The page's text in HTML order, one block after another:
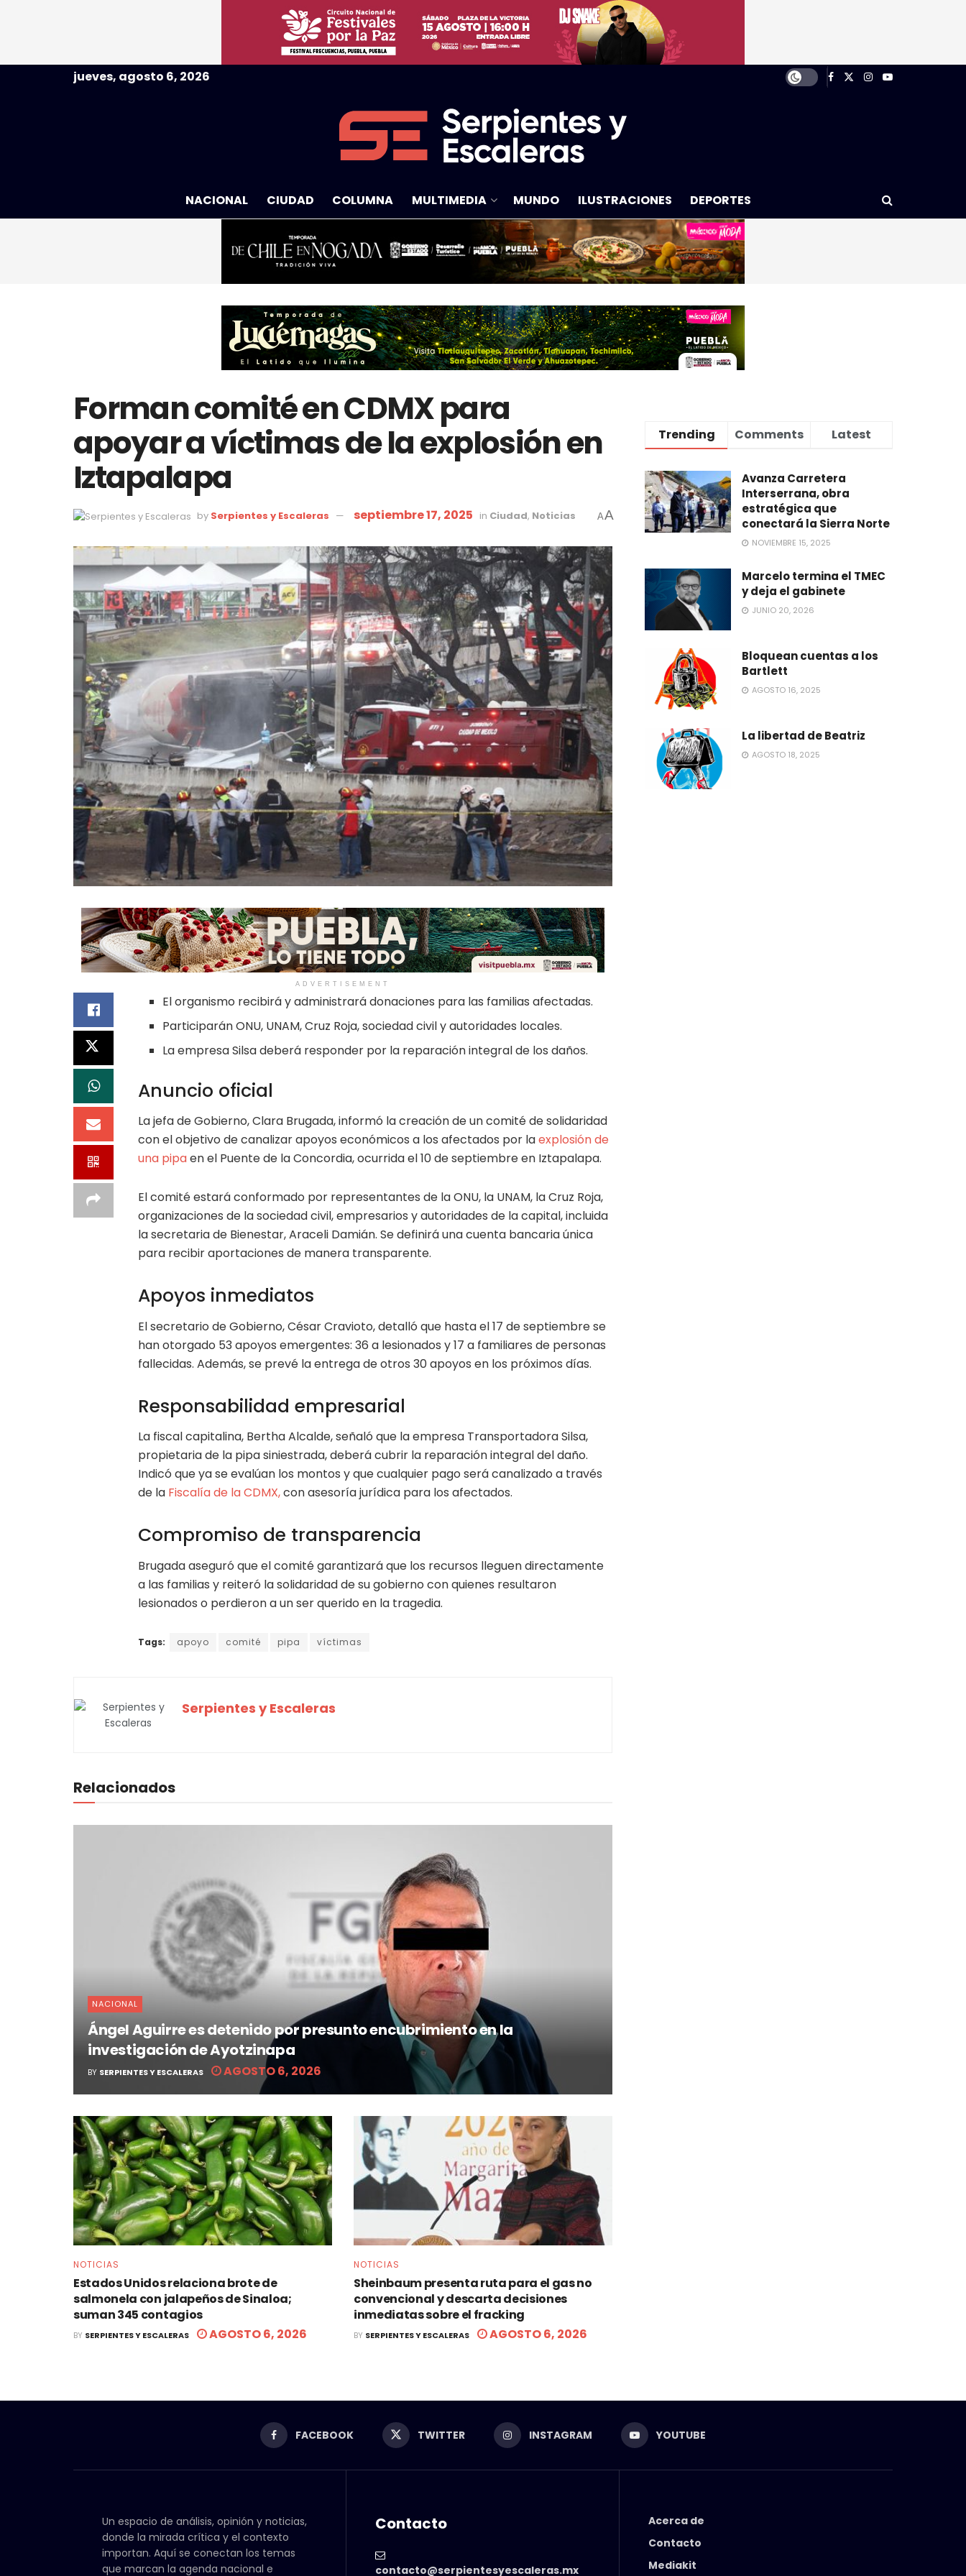
jueves, agosto 6, 2026
NACIONAL CIUDAD COLUMNA MULTIMEDIA MUNDO ILUSTRACIONES DEPORTES
Forman comité en CDMX para
apoyar a víctimas de la explosión en
Iztapalapa
by Serpientes y Escaleras septiembre 17, 2025 in Ciudad, Noticias AA
ADVERTISEMENT
El organismo recibirá y administrará donaciones para las familias afectadas.
Participarán ONU, UNAM, Cruz Roja, sociedad civil y autoridades locales.
La empresa Silsa deberá responder por la reparación integral de los daños.
Anuncio oficial
La jefa de Gobierno, Clara Brugada, informó la creación de un comité de solidaridad
con el objetivo de canalizar apoyos económicos a los afectados por laexplosión de
una pipaen el Puente de la Concordia, ocurrida el 10 de septiembre en Iztapalapa.
El comité estará conformado por representantes de la ONU, la UNAM, la Cruz Roja,
organizaciones de la sociedad civil, empresarios y autoridades de la capital, incluida
la secretaria de Bienestar, Araceli Damián. Se definirá una cuenta bancaria única
para recibir aportaciones de manera transparente.
Apoyos inmediatos
El secretario de Gobierno, César Cravioto, detalló que hasta el 17 de septiembre se
han otorgado 53 apoyos emergentes: 36 a lesionados y 17 a familiares de personas
fallecidas. Además, se prevé la entrega de otros 30 apoyos en los próximos días.
Responsabilidad empresarial
La fiscal capitalina, Bertha Alcalde, señaló que la empresa Transportadora Silsa,
propietaria de la pipa siniestrada, deberá cubrir la reparación integral del daño.
Indicó que ya se evalúan los montos y que cualquier pago será canalizado a través
de la Fiscalía de la CDMX,con asesoría jurídica para los afectados.
Compromiso de transparencia
Brugada aseguró que el comité garantizará que los recursos lleguen directamente
a las familias y reiteró la solidaridad de su gobierno con quienes resultaron
lesionados o perdieron a un ser querido en la tragedia.
Tags: apoyo comité pipa víctimas
Serpientes y Escaleras
Relacionados
NACIONAL
Ángel Aguirre es detenido por presunto encubrimiento en la
investigación de Ayotzinapa
BY SERPIENTES Y ESCALERAS AGOSTO 6, 2026
NOTICIAS
Estados Unidos relaciona brote de
salmonela con jalapeños de Sinaloa;
suman 345 contagios
BY SERPIENTES Y ESCALERAS AGOSTO 6, 2026
NOTICIAS
Sheinbaum presenta ruta para el gas no
convencional y descarta decisiones
inmediatas sobre el fracking
BY SERPIENTES Y ESCALERAS AGOSTO 6, 2026
Trending Comments Latest
Avanza Carretera
Interserrana, obra
estratégica que
conectará la Sierra Norte
NOVIEMBRE 15, 2025
Marcelo termina el TMEC
y deja el gabinete
JUNIO 20, 2026
Bloquean cuentas a los
Bartlett
AGOSTO 16, 2025
La libertad de Beatriz
AGOSTO 18, 2025
FACEBOOK TWITTER INSTAGRAM YOUTUBE
Un espacio de análisis, opinión y noticias,
donde la mirada crítica y el contexto
importan. Aquí se conectan los temas
que marcan la agenda nacional e
Contacto
contacto@serpientesyescaleras.mx
Acerca de
Contacto
Mediakit